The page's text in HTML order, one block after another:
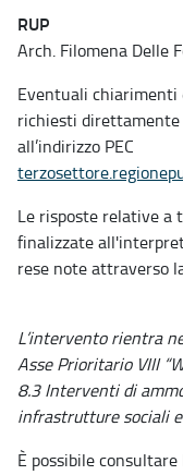
RUP
Arch. Filomena Delle
Eventuali chiarimenti
richiesti direttamente
all’indirizzo PEC
Le risposte relative a
finalizzate
rese note attraverso
L’intervento rientra
Asse Prioritario VIII
8.3 Interventi di
infrastrutture sociali
È possibile consultare